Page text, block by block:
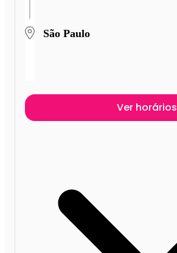
São Paulo
Ver horários